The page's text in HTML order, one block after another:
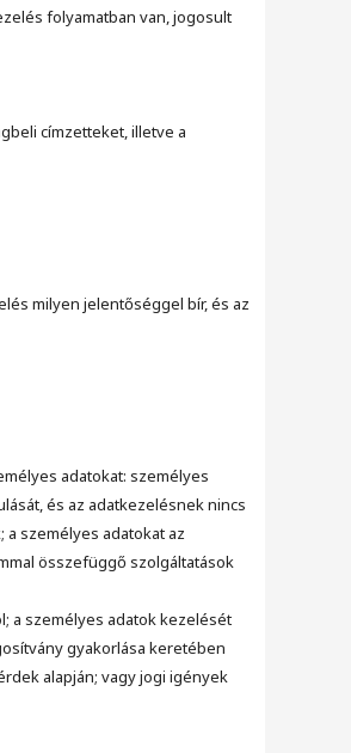
folyamatban van, jogosult
címzetteket, illetve a
milyen jelentőséggel bír, és az
adatokat: személyes
és az adatkezelésnek nincs
személyes adatokat az
összefüggő szolgáltatások
a személyes adatok kezelését
gyakorlása keretében
alapján; vagy jogi igények